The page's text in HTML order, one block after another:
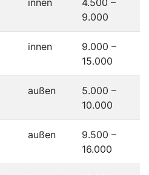
9.000
innen
9.000 –
15.000
außen
5.000 –
10.000
außen
9.500 –
16.000